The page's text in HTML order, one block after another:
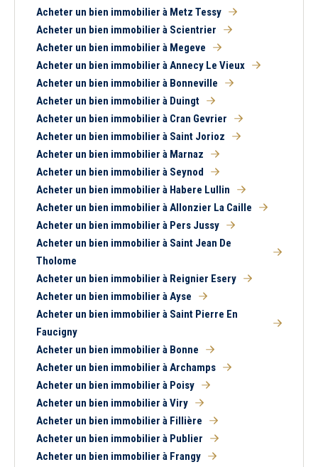
Acheter un bien immobilier à Metz Tessy
Acheter un bien immobilier à Scientrier
Acheter un bien immobilier à Megeve
Acheter un bien immobilier à Annecy Le Vieux
Acheter un bien immobilier à Bonneville
Acheter un bien immobilier à Duingt
Acheter un bien immobilier à Cran Gevrier
Acheter un bien immobilier à Saint Jorioz
Acheter un bien immobilier à Marnaz
Acheter un bien immobilier à Seynod
Acheter un bien immobilier à Habere Lullin
Acheter un bien immobilier à Allonzier La Caille
Acheter un bien immobilier à Pers Jussy
Acheter un bien immobilier à Saint Jean De
Tholome
Acheter un bien immobilier à Reignier Esery
Acheter un bien immobilier à Ayse
Acheter un bien immobilier à Saint Pierre En
Faucigny
Acheter un bien immobilier à Bonne
Acheter un bien immobilier à Archamps
Acheter un bien immobilier à Poisy
Acheter un bien immobilier à Viry
Acheter un bien immobilier à Fillière
Acheter un bien immobilier à Publier
Acheter un bien immobilier à Frangy